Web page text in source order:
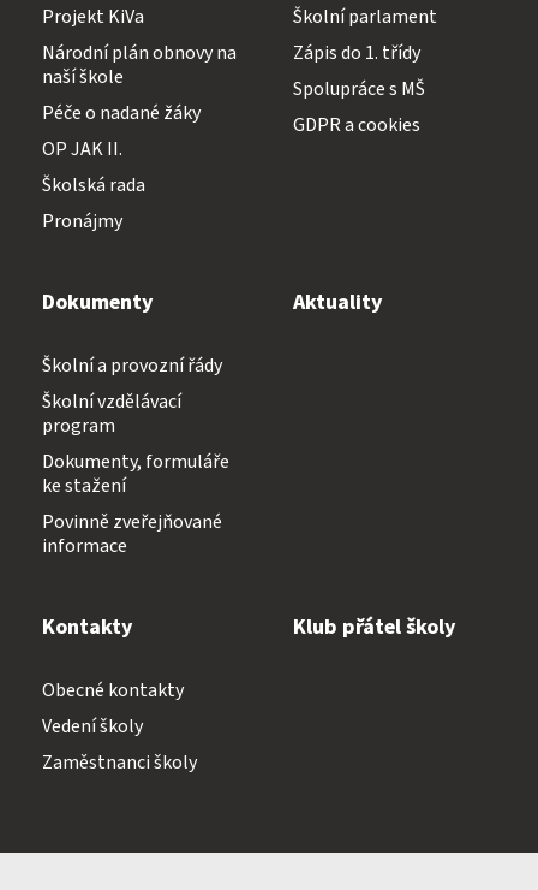
Projekt KiVa
Národní plán obnovy na
naší škole
Péče o nadané žáky
OP JAK II.
Školská rada
Pronájmy
Školní parlament
Zápis do 1. třídy
Spolupráce s MŠ
GDPR a cookies
Dokumenty
Školní a provozní řády
Školní vzdělávací
program
Dokumenty, formuláře
ke stažení
Povinně zveřejňované
informace
Aktuality
Kontakty
Obecné kontakty
Vedení školy
Zaměstnanci školy
Klub přátel školy